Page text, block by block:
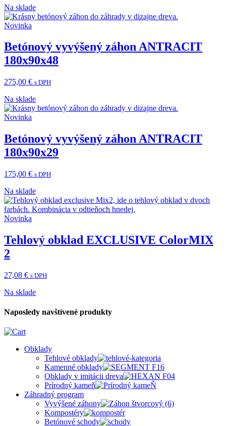
Na sklade
Novinka
Betónový vyvýšený záhon ANTRACIT
180x90x48
275,00 € s DPH
Na sklade
Novinka
Betónový vyvýšený záhon ANTRACIT
180x90x29
175,00 € s DPH
Na sklade
Novinka
Tehlový obklad EXCLUSIVE ColorMIX
2
27,08 € s DPH
Na sklade
Naposledy navštívené produkty
Obklady
Tehlové obklady
Kamenné obklady
Obklady v imitácii dreva
Prírodný kameň
Záhradný program
Vyvýšené záhony
Kompostéry
Betónové schody